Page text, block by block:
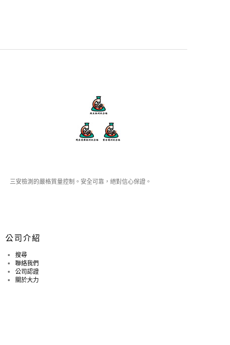
三安檢測的嚴格質量控制。安全可靠，絕對信心保證。
公司介紹
搜尋
聯絡我們
公司認證
關於大力